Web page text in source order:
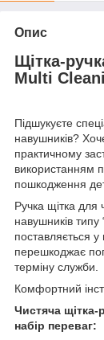
Опис
Щітка-
Multi
Підшукуєте
навушників?
практичному
використанням
пошкодження
Ручка щітка
навушників
поставляється
перешкоджає
терміну служби.
Комфортний
Чистяча
набір переваг: